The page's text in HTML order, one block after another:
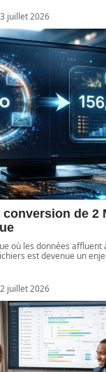
juillet 2026
de 2
où les données affluent
est devenue un
juillet 2026